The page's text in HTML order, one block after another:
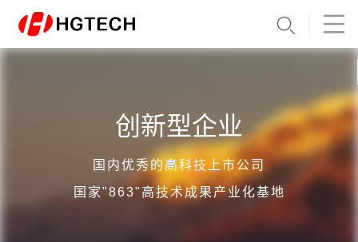
创新型企业
国内优秀的高科技上市公司
国家"863"高技术成果产业化基地